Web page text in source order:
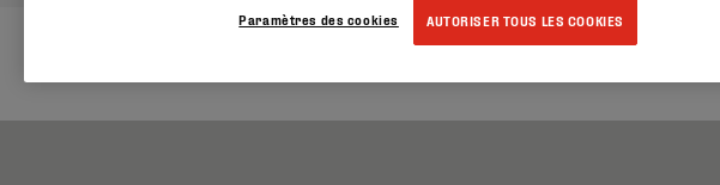
AUTORISER TOUS LES COOKIES
Paramètres des cookies